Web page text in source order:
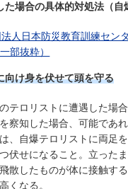
場合の具体的対処法（自
法人日本防災教育訓練セ
部抜粋）
向け身を伏せて頭を守る
テロリストに遭遇した場
察知した場合、可能であ
、自爆テロリストに両足
伏せになること。立った
散したものが体に接触す
くなる。